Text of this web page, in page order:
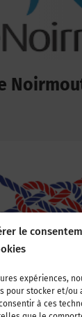
le
expériences,
pour stocker et/ou
à ces
Nationale
de la Tour-